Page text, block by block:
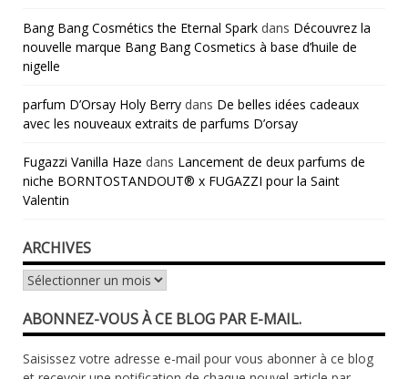
Bang Bang Cosmétics the Eternal Spark dans Découvrez la
nouvelle marque Bang Bang Cosmetics à base d’huile de
nigelle
parfum D’Orsay Holy Berry dans De belles idées cadeaux
avec les nouveaux extraits de parfums D’orsay
Fugazzi Vanilla Haze dans Lancement de deux parfums de
niche BORNTOSTANDOUT® x FUGAZZI pour la Saint
Valentin
ARCHIVES
Archives
ABONNEZ-VOUS À CE BLOG PAR E-MAIL.
Saisissez votre adresse e-mail pour vous abonner à ce blog